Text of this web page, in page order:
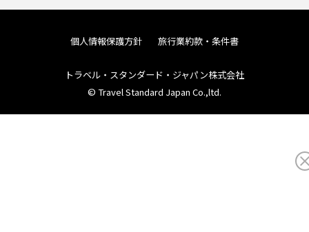
個人情報保護方針 旅行業約款・条件書
トラベル・スタンダード・ジャパン株式会社
© Travel Standard Japan Co.,ltd.